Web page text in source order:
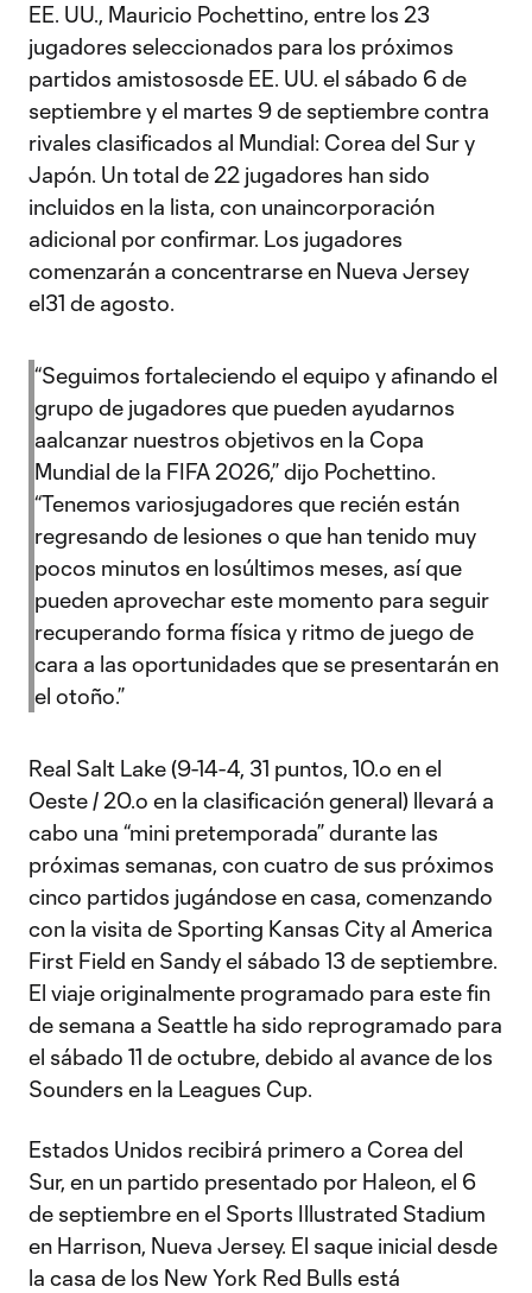
EE. UU., Mauricio Pochettino, entre los 23
jugadores seleccionados para los próximos
partidos amistososde EE. UU. el sábado 6 de
septiembre y el martes 9 de septiembre contra
rivales clasificados al Mundial: Corea del Sur y
Japón. Un total de 22 jugadores han sido
incluidos en la lista, con unaincorporación
adicional por confirmar. Los jugadores
comenzarán a concentrarse en Nueva Jersey
el31 de agosto.
“Seguimos fortaleciendo el equipo y afinando el
grupo de jugadores que pueden ayudarnos
aalcanzar nuestros objetivos en la Copa
Mundial de la FIFA 2026,” dijo Pochettino.
“Tenemos variosjugadores que recién están
regresando de lesiones o que han tenido muy
pocos minutos en losúltimos meses, así que
pueden aprovechar este momento para seguir
recuperando forma física y ritmo de juego de
cara a las oportunidades que se presentarán en
el otoño.”
Real Salt Lake (9-14-4, 31 puntos, 10.º en el
Oeste / 20.º en la clasificación general) llevará a
cabo una “mini pretemporada” durante las
próximas semanas, con cuatro de sus próximos
cinco partidos jugándose en casa, comenzando
con la visita de Sporting Kansas City al America
First Field en Sandy el sábado 13 de septiembre.
El viaje originalmente programado para este fin
de semana a Seattle ha sido reprogramado para
el sábado 11 de octubre, debido al avance de los
Sounders en la Leagues Cup.
Estados Unidos recibirá primero a Corea del
Sur, en un partido presentado por Haleon, el 6
de septiembre en el Sports Illustrated Stadium
en Harrison, Nueva Jersey. El saque inicial desde
la casa de los New York Red Bulls está